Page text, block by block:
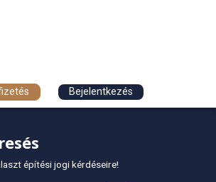
Bejelentkezés
építési jogi kérdéseire!